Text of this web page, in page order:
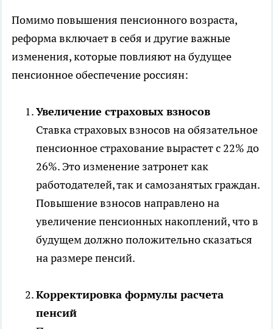
Помимо повышения пенсионного возраста,
реформа включает в себя и другие важные
изменения, которые повлияют на будущее
пенсионное обеспечение россиян:
Увеличение страховых взносов
Ставка страховых взносов на обязательное
пенсионное страхование вырастет с 22% до
26%. Это изменение затронет как
работодателей, так и самозанятых граждан.
Повышение взносов направлено на
увеличение пенсионных накоплений, что в
будущем должно положительно сказаться
на размере пенсий.
Корректировка формулы расчета
пенсий